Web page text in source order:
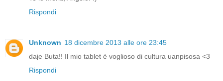
Rispondi
Unknown 18 dicembre 2013 alle ore 23:45
daje Buta!! Il mio tablet è voglioso di cultura uanpisosa <3
Rispondi